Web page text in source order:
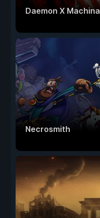
Daemon X Machina
Necrosmith